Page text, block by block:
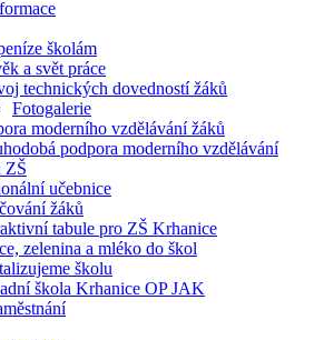
školám
a svět práce
technických dovedností žáků
Fotogalerie
moderního vzdělávání žáků
podpora moderního vzdělávání
ZŠ
učebnice
žáků
tabule pro ZŠ Krhanice
zelenina a mléko do škol
školu
škola Krhanice OP JAK